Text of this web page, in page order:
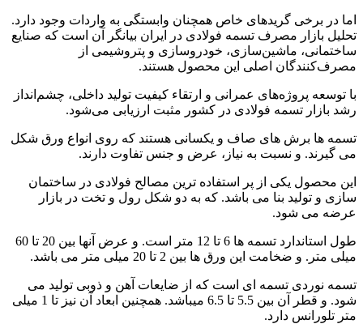
اما در برخی گریدهای خاص همچنان وابستگی به واردات وجود دارد.
تحلیل بازار مصرف تسمه فولادی در ایران بیانگر آن است که صنایع
ساختمانی، ماشین‌سازی، خودروسازی و پتروشیمی از
مصرف‌کنندگان اصلی این محصول هستند.
با توسعه پروژه‌های عمرانی و ارتقاء کیفیت تولید داخلی، چشم‌انداز
رشد بازار تسمه فولادی در کشور مثبت ارزیابی می‌شود.
تسمه ها برش های صاف و یکسانی هستند که روی انواع ورق شکل
می گیرند. و نسبت به نیاز، عرض و جنس تفاوت دارند.
این محصول یکی از پر استفاده ترین مصالح فولادی در ساختمان
سازی و تولید بنا می باشد. که به دو شکل رول و تخت در بازار
عرضه می شود.
طول استاندارد تسمه ها 6 تا 12 متر است. و عرض آنها بین 20 تا 60
میلی متر. و ضخامت این ورق ها بین 2 تا 20 میلی متر می باشد.
تسمه نوردی تسمه ای است که از ضایعات آهن و ذوبی تولید می
شود. و قطر آن بین 5.5 تا 6.5 میباشد. همچنین ابعاد آن نیز تا 1 میلی
متر تلورانس دارد.